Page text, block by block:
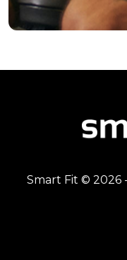
Smart Fit © 2026